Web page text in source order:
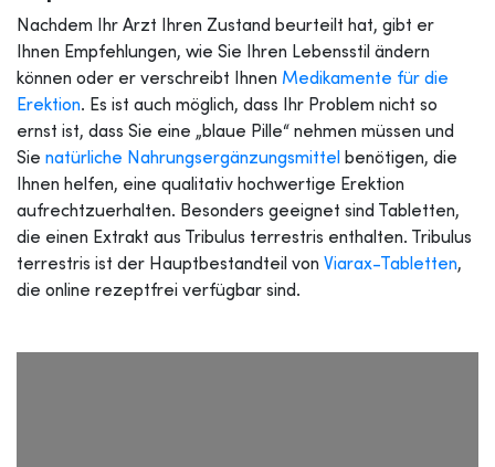
Nachdem Ihr Arzt Ihren Zustand beurteilt hat, gibt er
Ihnen Empfehlungen, wie Sie Ihren Lebensstil ändern
können oder er verschreibt Ihnen Medikamente für die
Erektion. Es ist auch möglich, dass Ihr Problem nicht so
ernst ist, dass Sie eine „blaue Pille“ nehmen müssen und
Sie natürliche Nahrungsergänzungsmittel benötigen, die
Ihnen helfen, eine qualitativ hochwertige Erektion
aufrechtzuerhalten. Besonders geeignet sind Tabletten,
die einen Extrakt aus Tribulus terrestris enthalten. Tribulus
terrestris ist der Hauptbestandteil von Viarax-Tabletten,
die online rezeptfrei verfügbar sind.